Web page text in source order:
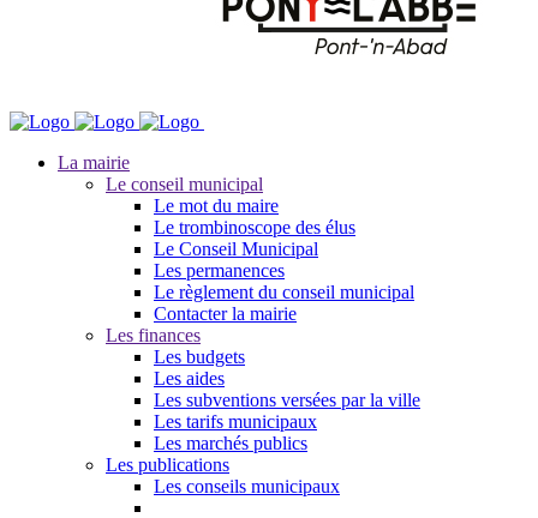
La mairie
Le conseil municipal
Le mot du maire
Le trombinoscope des élus
Le Conseil Municipal
Les permanences
Le règlement du conseil municipal
Contacter la mairie
Les finances
Les budgets
Les aides
Les subventions versées par la ville
Les tarifs municipaux
Les marchés publics
Les publications
Les conseils municipaux